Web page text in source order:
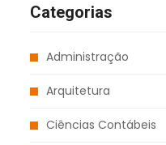
Categorias
Administração
Arquitetura
Ciências Contábeis